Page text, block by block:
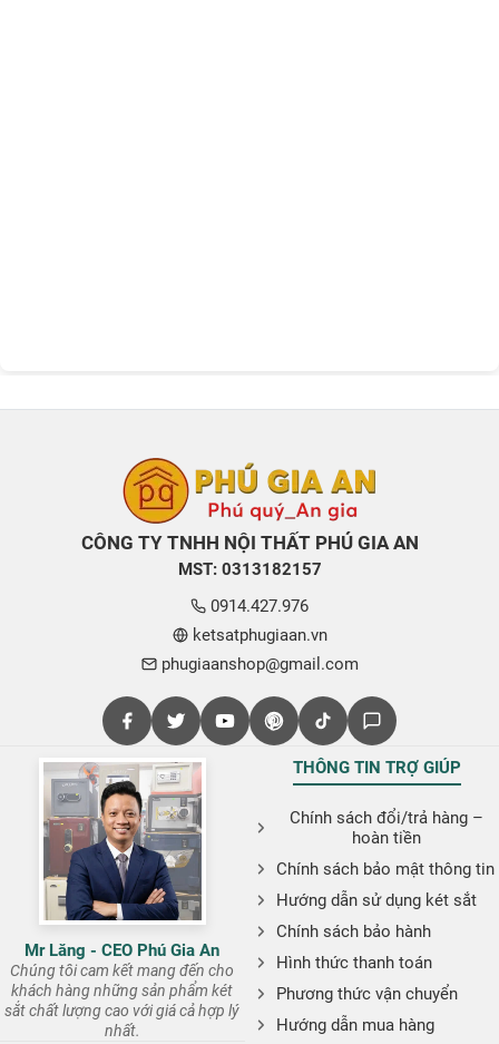
CÔNG TY TNHH NỘI THẤT PHÚ GIA AN
MST: 0313182157
0914.427.976
ketsatphugiaan.vn
phugiaanshop@gmail.com
Mr Lăng - CEO Phú Gia An
Chúng tôi cam kết mang đến cho
khách hàng những sản phẩm két
sắt chất lượng cao với giá cả hợp lý
nhất.
THÔNG TIN TRỢ GIÚP
Chính sách đổi/trả hàng –
hoàn tiền
Chính sách bảo mật thông tin
Hướng dẫn sử dụng két sắt
Chính sách bảo hành
Hình thức thanh toán
Phương thức vận chuyển
Hướng dẫn mua hàng